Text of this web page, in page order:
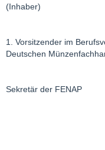
(Inhaber)
1. Vorsitzender im
Deutschen
Sekretär der FENAP